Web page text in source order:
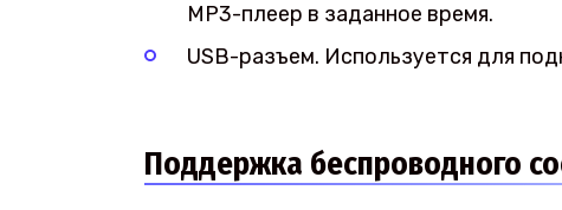
MP3-плеер в заданное время.
USB-разъем. Используется для
Поддержка беспроводного